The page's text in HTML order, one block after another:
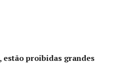
estão proibidas grandes